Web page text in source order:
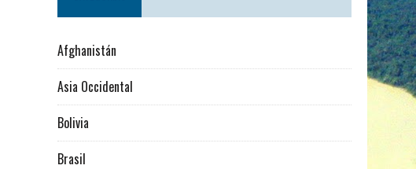
Afghanistán
Asia Occidental
Bolivia
Brasil